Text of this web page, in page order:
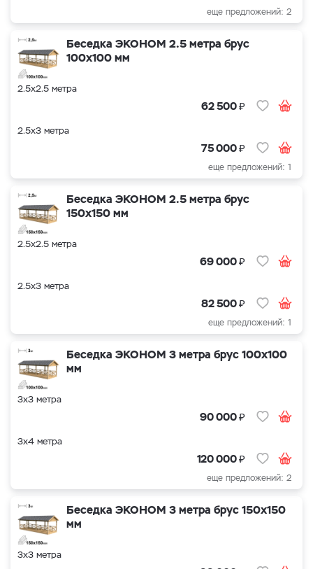
еще предложений: 2
Беседка ЭКОНОМ 2.5 метра брус
100х100 мм
2.5х2.5 метра
62 500₽
2.5х3 метра
75 000₽
еще предложений: 1
Беседка ЭКОНОМ 2.5 метра брус
150х150 мм
2.5х2.5 метра
69 000₽
2.5х3 метра
82 500₽
еще предложений: 1
Беседка ЭКОНОМ 3 метра брус 100х100
мм
3х3 метра
90 000₽
3х4 метра
120 000₽
еще предложений: 2
Беседка ЭКОНОМ 3 метра брус 150х150
мм
3х3 метра